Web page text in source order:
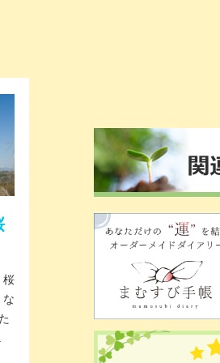
桜
な